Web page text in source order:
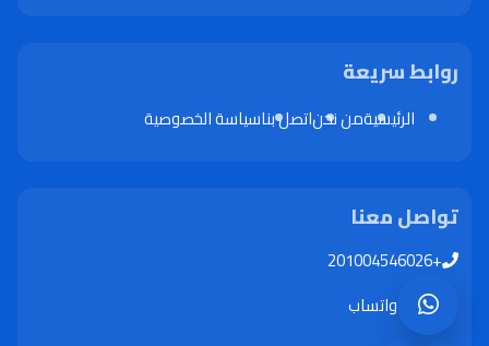
روابط سريعة
الرئيسيةمن نحناتصل بناسياسة الخصوصية
تواصل معنا
واتساب